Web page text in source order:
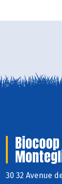
30 32 Avenue